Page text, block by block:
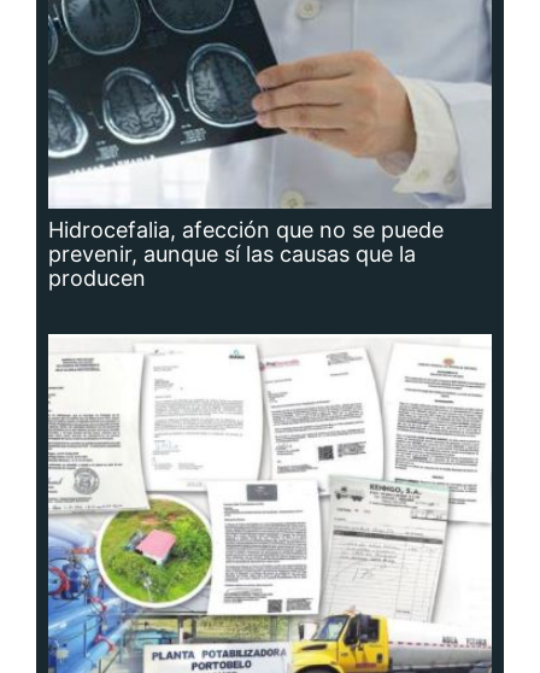
Hidrocefalia, afección que no se puede
prevenir, aunque sí las causas que la
producen